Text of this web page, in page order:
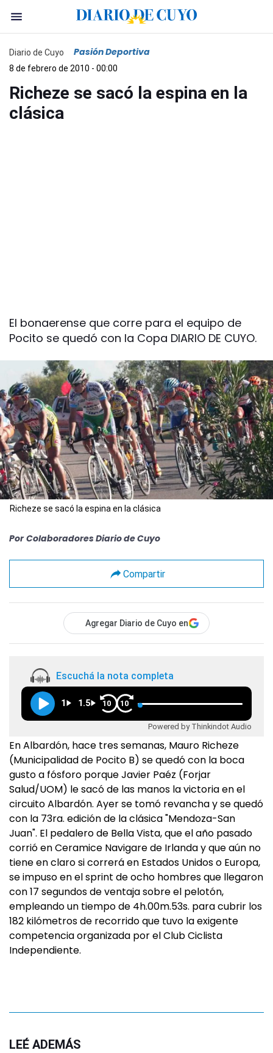
Diario de Cuyo Pasión Deportiva
8 de febrero de 2010 - 00:00
Richeze se sacó la espina en la
clásica
El bonaerense que corre para el equipo de
Pocito se quedó con la Copa DIARIO DE CUYO.
Richeze se sacó la espina en la clásica
Por Colaboradores Diario de Cuyo
Compartir
Agregar Diario de Cuyo en
Escuchá la nota completa
1 1.5 10 10
Powered by Thinkindot Audio
En Albardón, hace tres semanas, Mauro Richeze
(Municipalidad de Pocito B) se quedó con la boca
gusto a fósforo porque Javier Paéz (Forjar
Salud/UOM) le sacó de las manos la victoria en el
circuito Albardón. Ayer se tomó revancha y se quedó
con la 73ra. edición de la clásica "Mendoza-San
Juan". El pedalero de Bella Vista, que el año pasado
corrió en Ceramice Navigare de Irlanda y que aún no
tiene en claro si correrá en Estados Unidos o Europa,
se impuso en el sprint de ocho hombres que llegaron
con 17 segundos de ventaja sobre el pelotón,
empleando un tiempo de 4h.00m.53s. para cubrir los
182 kilómetros de recorrido que tuvo la exigente
competencia organizada por el Club Ciclista
Independiente.
LEÉ ADEMÁS